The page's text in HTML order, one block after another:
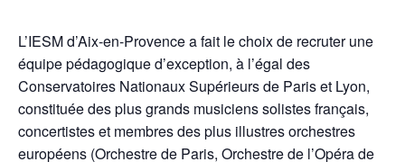
L’IESM d’Aix-en-Provence a fait le choix de recruter une
équipe pédagogique d’exception, à l’égal des
Conservatoires Nationaux Supérieurs de Paris et Lyon,
constituée des plus grands musiciens solistes français,
concertistes et membres des plus illustres orchestres
européens (Orchestre de Paris, Orchestre de l’Opéra de